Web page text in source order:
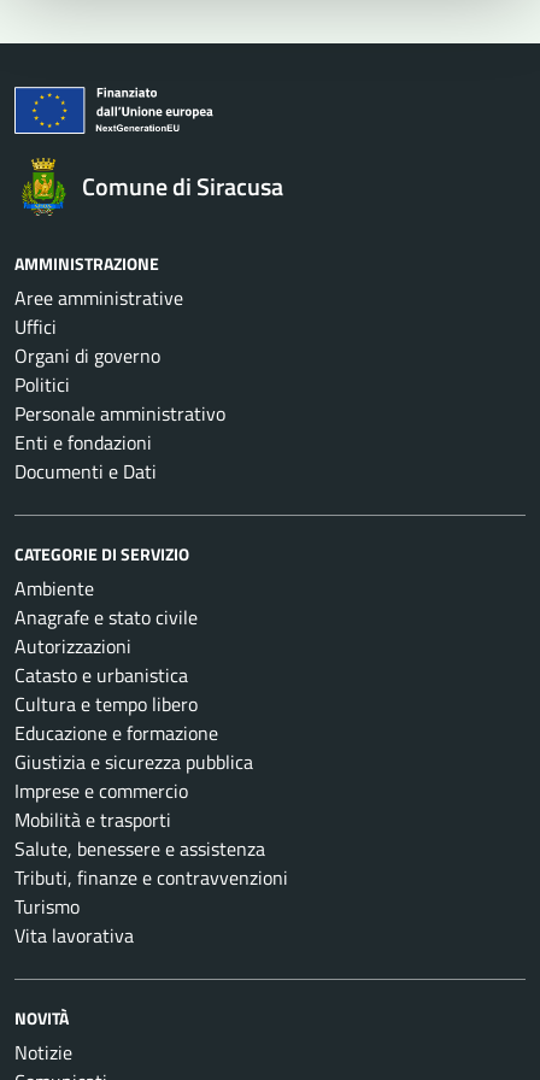
Comune di Siracusa
AMMINISTRAZIONE
Aree amministrative
Uffici
Organi di governo
Politici
Personale amministrativo
Enti e fondazioni
Documenti e Dati
CATEGORIE DI SERVIZIO
Ambiente
Anagrafe e stato civile
Autorizzazioni
Catasto e urbanistica
Cultura e tempo libero
Educazione e formazione
Giustizia e sicurezza pubblica
Imprese e commercio
Mobilità e trasporti
Salute, benessere e assistenza
Tributi, finanze e contravvenzioni
Turismo
Vita lavorativa
NOVITÀ
Notizie